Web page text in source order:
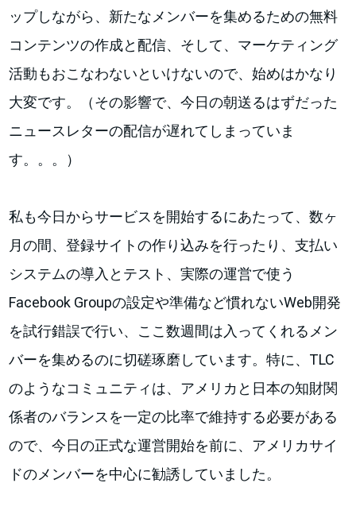
ップしながら、新たなメンバーを集めるための無料
コンテンツの作成と配信、そして、マーケティング
活動もおこなわないといけないので、始めはかなり
大変です。（その影響で、今日の朝送るはずだった
ニュースレターの配信が遅れてしまっていま
す。。。）
私も今日からサービスを開始するにあたって、数ヶ
月の間、登録サイトの作り込みを行ったり、支払い
システムの導入とテスト、実際の運営で使う
Facebook Groupの設定や準備など慣れないWeb開発
を試行錯誤で行い、ここ数週間は入ってくれるメン
バーを集めるのに切磋琢磨しています。特に、TLC
のようなコミュニティは、アメリカと日本の知財関
係者のバランスを一定の比率で維持する必要がある
ので、今日の正式な運営開始を前に、アメリカサイ
ドのメンバーを中心に勧誘していました。